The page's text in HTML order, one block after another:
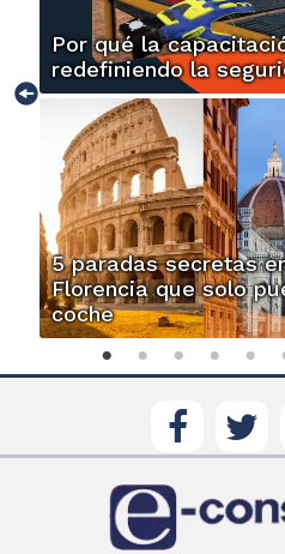
Por qué la
redefiniendo la
5 paradas secretas
Florencia que solo
coche